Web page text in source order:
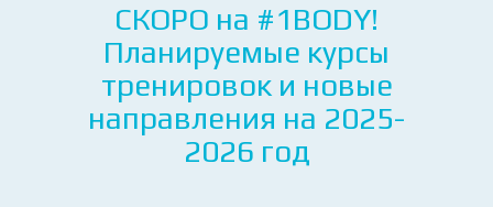
СКОРО на #1BODY!
Планируемые курсы
тренировок и новые
направления на 2025-
2026 год